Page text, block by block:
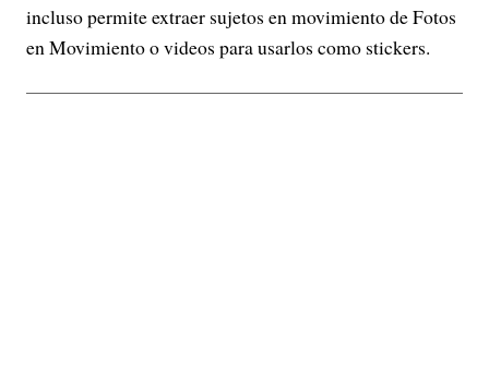
incluso permite extraer sujetos en movimiento de Fotos
en Movimiento o videos para usarlos como stickers.